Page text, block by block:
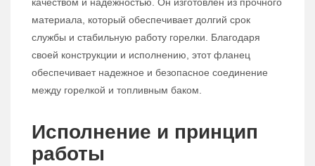
материала, который обеспечивает долгий срок
службы и стабильную работу горелки. Благодаря
своей конструкции и исполнению, этот фланец
обеспечивает надежное и безопасное соединение
между горелкой и топливным баком.
Исполнение и принцип
работы